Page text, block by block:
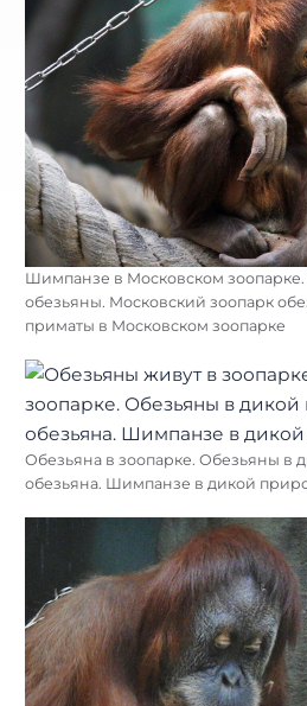
Шимпанзе в Московском
обезьяны. Московский зоопарк
приматы в Московском зоопарке
Обезьяна в зоопарке. Обезьяны в
обезьяна. Шимпанзе в дикой